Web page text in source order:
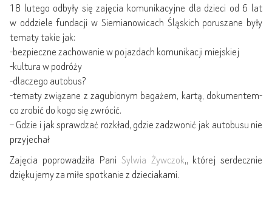
18 lutego odbyły się zajęcia komunikacyjne dla dzieci od 6 lat
w oddziele fundacji w Siemianowicach Śląskich poruszane były
tematy takie jak:
-bezpieczne zachowanie w pojazdach komunikacji miejskiej
-kultura w podróży
-dlaczego autobus?
-tematy związane z zagubionym bagażem, kartą, dokumentem-
co zrobić do kogo się zwrócić.
– Gdzie i jak sprawdzać rozkład, gdzie zadzwonić jak autobusu nie
przyjechał
Zajęcia poprowadziła Pani Sylwia Żywczok,, której serdecznie
dziękujemy za miłe spotkanie z dzieciakami.